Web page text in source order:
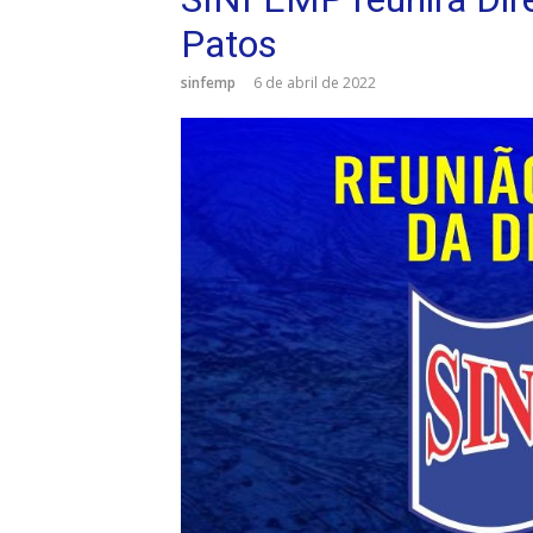
Patos
sinfemp 6 de abril de 2022